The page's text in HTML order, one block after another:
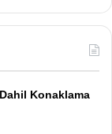
Konaklama